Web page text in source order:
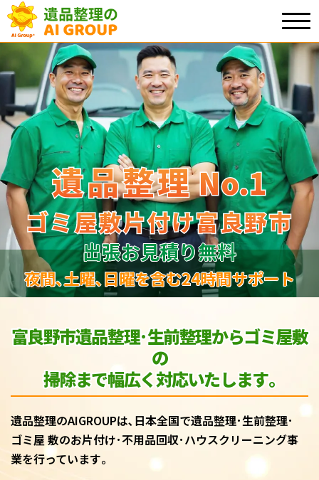
遺品整理No.1
ゴミ屋敷片付け富良野市
遺品整理No.1
ゴミ屋敷片付け富良野市
出張お見積り無料
夜間､土曜､日曜を含む24時間サポート
富良野市遺品整理･生前整理からゴミ屋敷
の
掃除まで幅広く対応いたします｡
遺品整理のAIGROUPは､日本全国で遺品整理･生前整理･
ゴミ屋 敷のお片付け･不用品回収･ハウスクリーニング事
業を行っています｡